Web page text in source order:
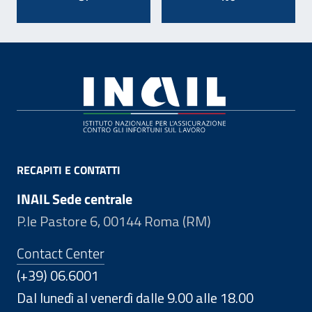
RECAPITI E CONTATTI
INAIL Sede centrale
P.le Pastore 6, 00144 Roma (RM)
Contact Center
(+39) 06.6001
Dal lunedì al venerdì dalle 9.00 alle 18.00